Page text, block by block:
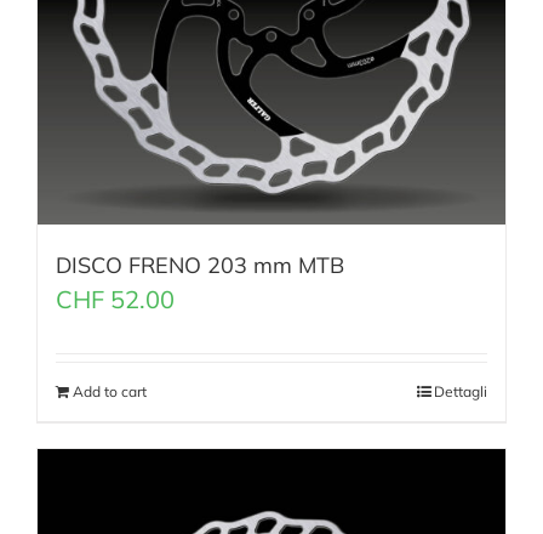
DISCO FRENO 203 mm MTB
CHF 52.00
Add to cart Dettagli